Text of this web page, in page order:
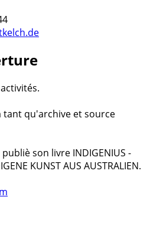
activités.
tant qu'archive et source
son livre INDIGENIUS -
KUNST AUS AUSTRALIEN.